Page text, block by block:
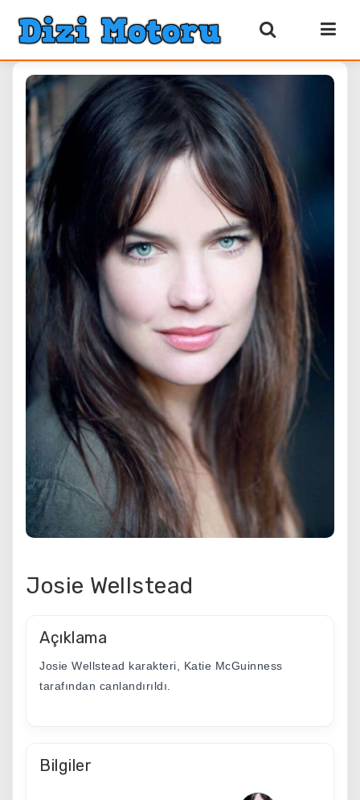
Josie Wellstead
Açıklama
Josie Wellstead karakteri, Katie McGuinness
tarafından canlandırıldı.
Bilgiler